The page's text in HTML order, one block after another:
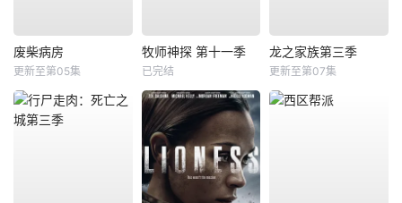
废柴病房
更新至第05集
牧师神探 第十一季
已完结
龙之家族第三季
更新至第07集